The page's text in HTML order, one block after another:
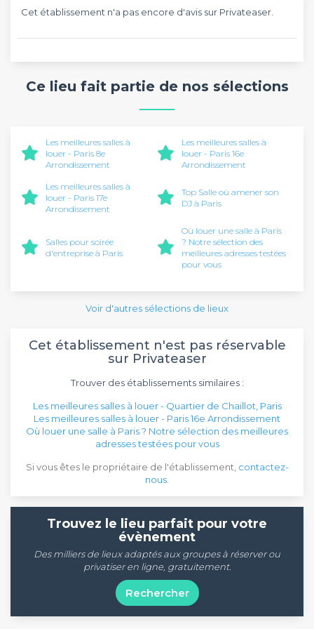
Cet établissement n'a pas encore d'avis sur Privateaser.
Ce lieu fait partie de nos sélections
Les meilleures salles à
louer - Paris 8e
Arrondissement
Les meilleures salles à
louer - Paris 16e
Arrondissement
Les meilleures salles à
louer - Paris 17e
Arrondissement
Top Salle où amener son
DJ à Paris
Salles pour soirée
d'entreprise à Paris
Où louer une salle à Paris
? Notre sélection des
meilleures adresses testées
pour vous
Voir d'autres sélections de lieux
Cet établissement n'est pas réservable
sur Privateaser
Trouver des établissements similaires :
Les meilleures salles à louer - Quartier de Chaillot, Paris
Les meilleures salles à louer - Paris 16e Arrondissement
Où louer une salle à Paris ? Notre sélection des meilleures
adresses testées pour vous
Si vous êtes le propriétaire de l'établissement, contactez-
nous
Trouvez le lieu parfait pour votre
évènement
Des milliers de lieux adaptés aux groupes à réserver ou
privatiser en ligne, gratuitement.
Rechercher